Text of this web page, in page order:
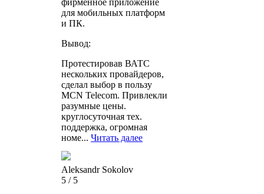
фирменное приложение
для мобильных платформ
и ПК.
Вывод:
Протестировав ВАТС
нескольких провайдеров,
сделал выбор в пользу
MCN Telecom. Привлекли
разумные цены.
круглосуточная тех.
поддержка, огромная
номе... Читать далее
Aleksandr Sokolov
5 / 5